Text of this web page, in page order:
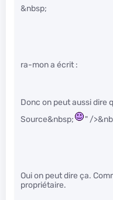
&nbsp;
ra-mon a écrit :
Donc on peut aussi dire
Source&nbsp;
" /
Oui on peut dire ça.
propriétaire.